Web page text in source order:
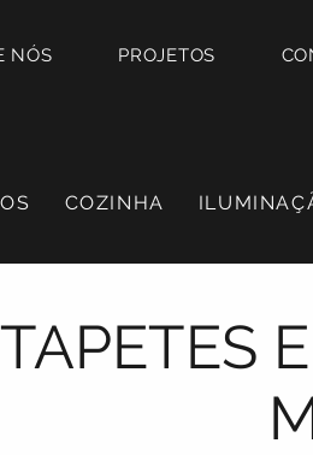
NÓS PROJETOS
COZINHA
TAPETES